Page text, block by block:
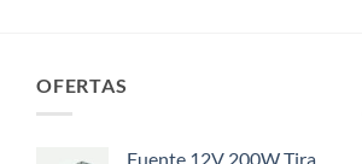
OFERTAS
Fuente 12V 200W Tira